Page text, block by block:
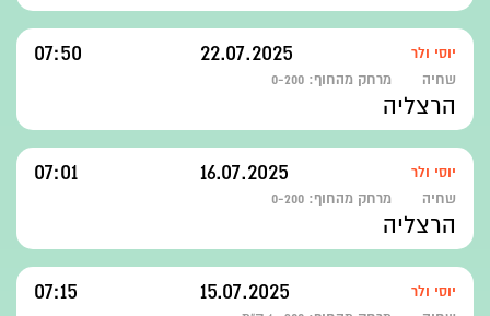
יוסי ולר 22.07.2025
07:50
שחיה מרחק מהחוף: 0-200
הרצליה
יוסי ולר 16.07.2025
07:01
שחיה מרחק מהחוף: 0-200
הרצליה
יוסי ולר 15.07.2025
07:15